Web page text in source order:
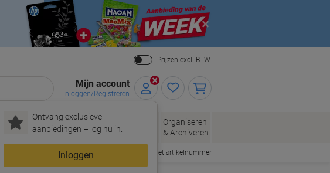
Close
Prijzen excl. BTW.
Mijn account
Inloggen/Registreren
Ontvang exclusieve
aanbiedingen – log nu in.
Inloggen
Inkt &
Toner
Papier, Enveloppen
& Verpakken
Kantoorartikelen
Organiseren
& Archiveren
Snel bestellen met artikelnummer